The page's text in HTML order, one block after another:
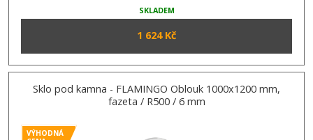
SKLADEM
1 624 Kč
Sklo pod kamna - FLAMINGO Oblouk 1000x1200 mm,
fazeta / R500 / 6 mm
VÝHODNÁ